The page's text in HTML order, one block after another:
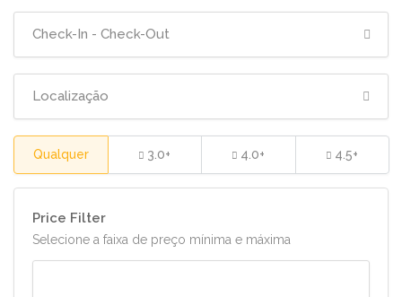
Qualquer 3.0+ 4.0+ 4.5+
Price Filter
Selecione a faixa de preço mínima e máxima